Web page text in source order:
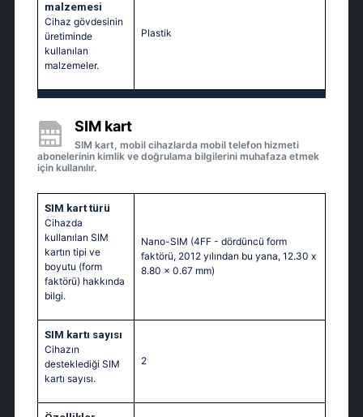
malzemesi
Cihaz gövdesinin
üretiminde
kullanılan
malzemeler.
Plastik
SIM kart
SIM kart, mobil cihazlarda mobil telefon hizmeti
abonelerinin kimlik ve doğrulama bilgilerini muhafaza etmek
için kullanılır.
SIM kart türü
Cihazda
kullanılan SIM
kartın tipi ve
boyutu (form
faktörü) hakkında
bilgi.
Nano-SIM (4FF - dördüncü form
faktörü, 2012 yılından bu yana, 12.30 x
8.80 x 0.67 mm)
SIM kartı sayısı
Cihazın
desteklediği SIM
kartı sayısı.
2